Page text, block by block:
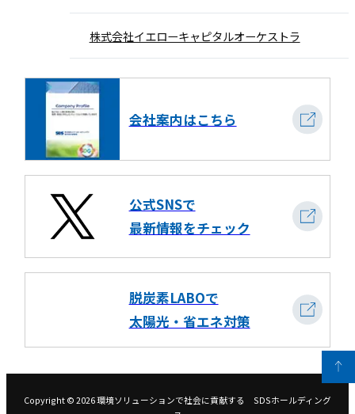
株式会社イエローキャピタルオーケストラ
会社案内はこちら
公式SNSで
最新情報をチェック
脱炭素LABOで
太陽光・省エネ対策
Copyright © 2026環境ソリューションで社会に貢献する SDSホールディング